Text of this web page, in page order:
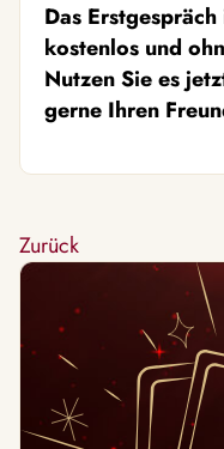
Das
kostenlos und
Nutzen Sie es
gerne Ihren
Zurück